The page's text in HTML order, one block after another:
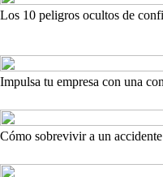
Los 10 peligros ocultos de
Impulsa tu empresa con una
Cómo sobrevivir a un